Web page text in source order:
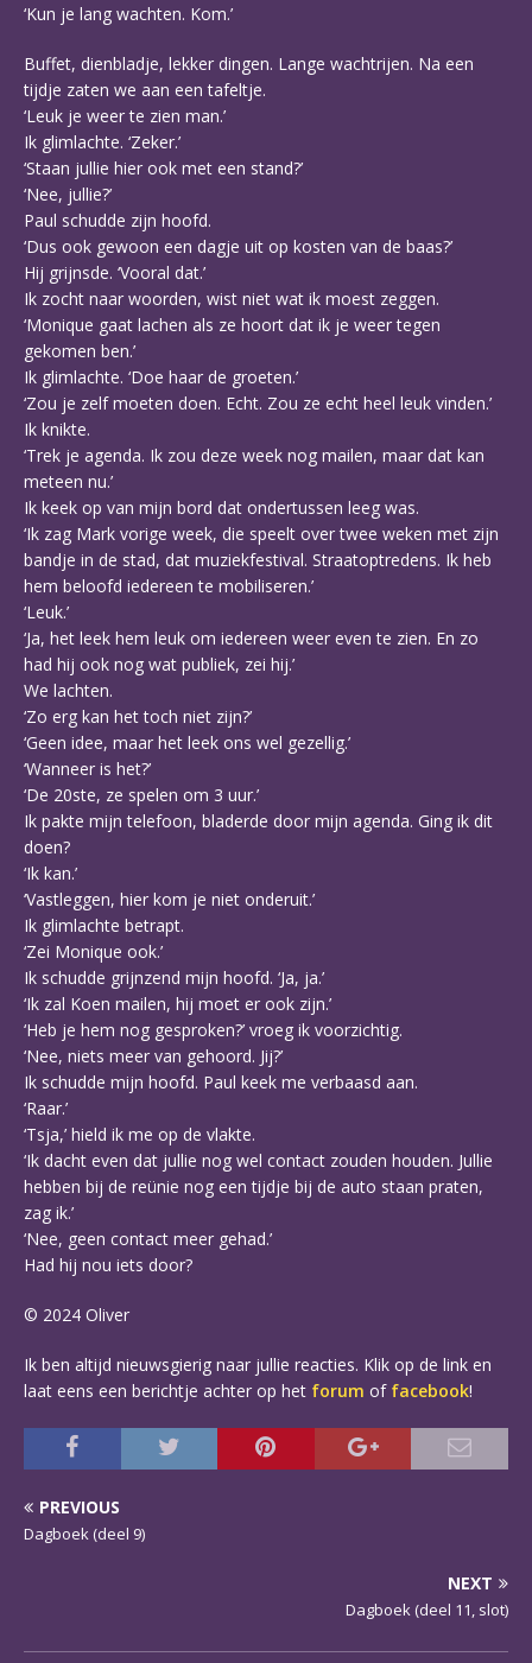
‘Kun je lang wachten. Kom.’
Buffet, dienbladje, lekker dingen. Lange wachtrijen. Na een
tijdje zaten we aan een tafeltje.
‘Leuk je weer te zien man.’
Ik glimlachte. ‘Zeker.’
‘Staan jullie hier ook met een stand?’
‘Nee, jullie?’
Paul schudde zijn hoofd.
‘Dus ook gewoon een dagje uit op kosten van de baas?’
Hij grijnsde. ‘Vooral dat.’
Ik zocht naar woorden, wist niet wat ik moest zeggen.
‘Monique gaat lachen als ze hoort dat ik je weer tegen
gekomen ben.’
Ik glimlachte. ‘Doe haar de groeten.’
‘Zou je zelf moeten doen. Echt. Zou ze echt heel leuk vinden.’
Ik knikte.
‘Trek je agenda. Ik zou deze week nog mailen, maar dat kan
meteen nu.’
Ik keek op van mijn bord dat ondertussen leeg was.
‘Ik zag Mark vorige week, die speelt over twee weken met zijn
bandje in de stad, dat muziekfestival. Straatoptredens. Ik heb
hem beloofd iedereen te mobiliseren.’
‘Leuk.’
‘Ja, het leek hem leuk om iedereen weer even te zien. En zo
had hij ook nog wat publiek, zei hij.’
We lachten.
‘Zo erg kan het toch niet zijn?’
‘Geen idee, maar het leek ons wel gezellig.’
‘Wanneer is het?’
‘De 20ste, ze spelen om 3 uur.’
Ik pakte mijn telefoon, bladerde door mijn agenda. Ging ik dit
doen?
‘Ik kan.’
‘Vastleggen, hier kom je niet onderuit.’
Ik glimlachte betrapt.
‘Zei Monique ook.’
Ik schudde grijnzend mijn hoofd. ‘Ja, ja.’
‘Ik zal Koen mailen, hij moet er ook zijn.’
‘Heb je hem nog gesproken?’ vroeg ik voorzichtig.
‘Nee, niets meer van gehoord. Jij?’
Ik schudde mijn hoofd. Paul keek me verbaasd aan.
‘Raar.’
‘Tsja,’ hield ik me op de vlakte.
‘Ik dacht even dat jullie nog wel contact zouden houden. Jullie
hebben bij de reünie nog een tijdje bij de auto staan praten,
zag ik.’
‘Nee, geen contact meer gehad.’
Had hij nou iets door?
© 2024 Oliver
Ik ben altijd nieuwsgierig naar jullie reacties. Klik op de link en
laat eens een berichtje achter op het forum of facebook!
PREVIOUS
Dagboek (deel 9)
NEXT
Dagboek (deel 11, slot)